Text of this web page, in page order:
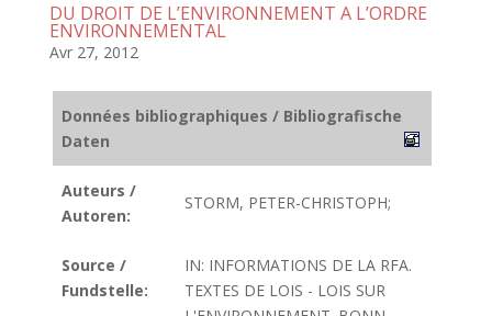
DU DROIT DE L’ENVIRONNEMENT A L’ORDRE
ENVIRONNEMENTAL
Avr 27, 2012
Données bibliographiques / Bibliografische
Daten
Auteurs /
Autoren:
STORM, PETER-CHRISTOPH;
Source /
Fundstelle:
IN: INFORMATIONS DE LA RFA.
TEXTES DE LOIS - LOIS SUR